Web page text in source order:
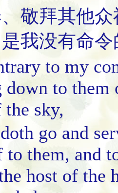
敬拜其他
我没有命令
to my
down to them
the sky,
go and
to them, and
host of the